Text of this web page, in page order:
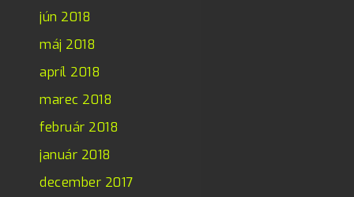
jún 2018
máj 2018
apríl 2018
marec 2018
február 2018
január 2018
december 2017